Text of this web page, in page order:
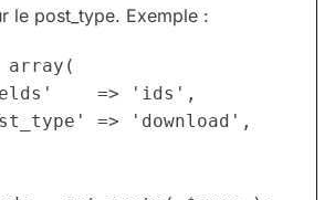
le post_type. Exemple :
array(
=> 'ids',
=> 'download',